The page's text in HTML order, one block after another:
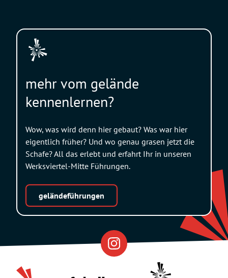
Partner
mehr vom gelände
kennenlernen?
Wow, was wird denn hier gebaut? Was war hier
eigentlich früher? Und wo genau grasen jetzt die
Schafe? All das erlebt und erfahrt Ihr in unseren
Werksviertel-Mitte Führungen.
geländeführungen